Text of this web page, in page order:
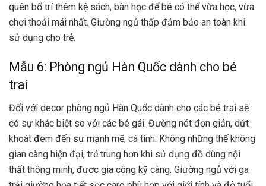
quên bố trí thêm kệ sách, bàn học để bé có thể vừa học, vừa
chơi thoải mái nhất. Giường ngủ thấp đảm bảo an toàn khi
sử dụng cho trẻ.
Mẫu 6: Phòng ngủ Hàn Quốc dành cho bé
trai
Đối với decor phòng ngủ Hàn Quốc dành cho các bé trai sẽ
có sự khác biệt so với các bé gái. Đường nét đơn giản, dứt
khoát đem đến sự mạnh mẽ, cá tính. Không những thế không
gian càng hiện đại, trẻ trung hơn khi sử dụng đồ dùng nội
thất thông minh, được gia công kỹ càng. Giường ngủ với ga